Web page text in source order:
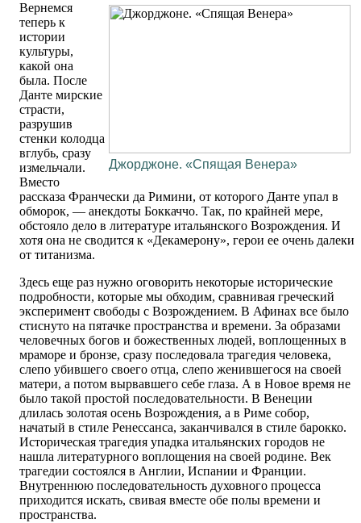
Джорджоне. «Спящая Венера»
Вернемся
теперь к
истории
культуры,
какой она
была. После
Данте мирские
страсти,
разрушив
стенки колодца
вглубь, сразу
измельчали.
Вместо
рассказа Франчески да Римини, от которого Данте упал в
обморок, — анекдоты Боккаччо. Так, по крайней мере,
обстояло дело в литературе итальянского Возрождения. И
хотя она не сводится к «Декамерону», герои ее очень далеки
от титанизма.
Здесь еще раз нужно оговорить некоторые исторические
подробности, которые мы обходим, сравнивая греческий
эксперимент свободы с Возрождением. В Афинах все было
стиснуто на пятачке пространства и времени. За образами
человечных богов и божественных людей, воплощенных в
мраморе и бронзе, сразу последовала трагедия человека,
слепо убившего своего отца, слепо женившегося на своей
матери, а потом вырвавшего себе глаза. А в Новое время не
было такой простой последовательности. В Венеции
длилась золотая осень Возрождения, а в Риме собор,
начатый в стиле Ренессанса, заканчивался в стиле барокко.
Историческая трагедия упадка итальянских городов не
нашла литературного воплощения на своей родине. Век
трагедии состоялся в Англии, Испании и Франции.
Внутреннюю последовательность духовного процесса
приходится искать, свивая вместе обе полы времени и
пространства.